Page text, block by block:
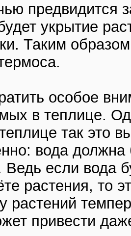
предвидится
укрытие
Таким
особое
в теплице.
так это
вода должна
Ведь если вода
растения, то
растений
привести